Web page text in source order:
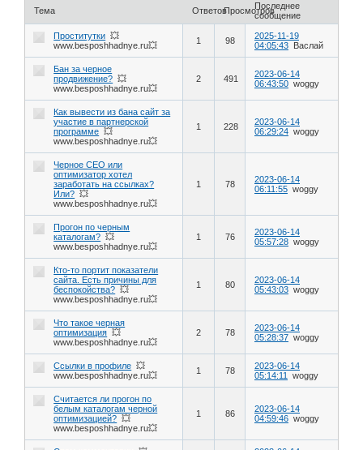
Тема ОтветовПросмотровПоследнее
сообщение
Проститутки 💥
www.besposhhadnye.ru💥
1 98
2025-11-19
04:05:43
Васлай
Бан за черное
продвижение? 💥
www.besposhhadnye.ru💥
2 491
2023-06-14
06:43:50 woggy
Как вывести из бана сайт за
участие в партнерской
программе 💥
www.besposhhadnye.ru💥
1 228
2023-06-14
06:29:24 woggy
Черное СЕО или
оптимизатор хотел
заработать на ссылках?
Или? 💥
www.besposhhadnye.ru💥
1 78
2023-06-14
06:11:55 woggy
Прогон по черным
каталогам? 💥
www.besposhhadnye.ru💥
1 76
2023-06-14
05:57:28 woggy
Кто-то портит показатели
сайта. Есть причины для
беспокойства? 💥
www.besposhhadnye.ru💥
1 80
2023-06-14
05:43:03 woggy
Что такое черная
оптимизация 💥
www.besposhhadnye.ru💥
2 78
2023-06-14
05:28:37 woggy
Ссылки в профиле 💥
www.besposhhadnye.ru💥
1 78
2023-06-14
05:14:11
woggy
Считается ли прогон по
белым каталогам черной
оптимизацией? 💥
www.besposhhadnye.ru💥
1 86
2023-06-14
04:59:46 woggy